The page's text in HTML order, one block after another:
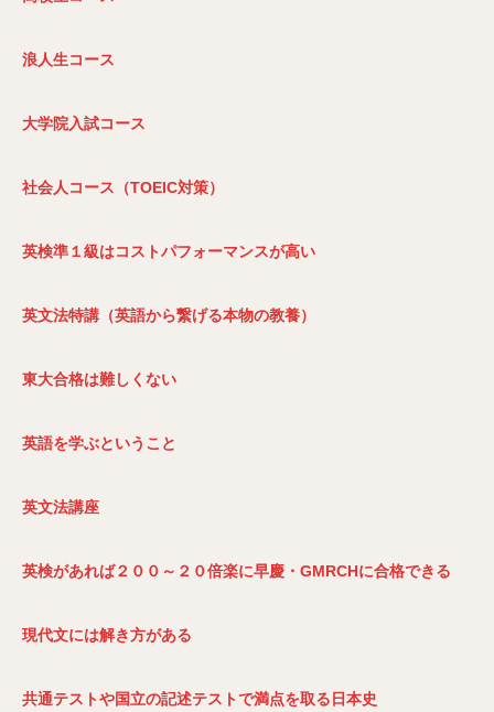
浪人生コース
大学院入試コース
社会人コース（TOEIC対策）
英検準１級はコストパフォーマンスが高い
英文法特講（英語から繋げる本物の教養）
東大合格は難しくない
英語を学ぶということ
英文法講座
英検があれば２００～２０倍楽に早慶・GMRCHに合格できる
現代文には解き方がある
共通テストや国立の記述テストで満点を取る日本史